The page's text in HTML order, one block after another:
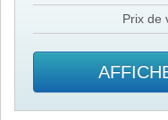
Prix de